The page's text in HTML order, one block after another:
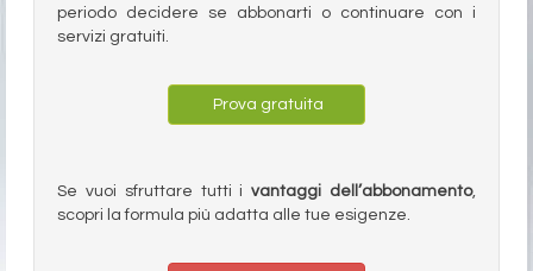
periodo decidere se abbonarti o continuare con i
servizi gratuiti.
Prova gratuita
Se vuoi sfruttare tutti ivantaggi dell’abbonamento,
scopri la formula più adatta alle tue esigenze.